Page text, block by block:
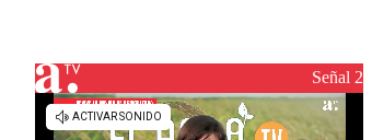
reconstrucciónSeñal 2